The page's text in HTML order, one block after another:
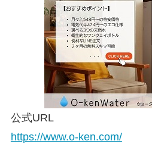
公式URL
https://www.o-ken.com/